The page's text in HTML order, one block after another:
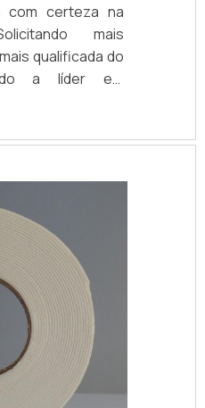
com certeza na
mais
qualificada do
a líder em
lembrar que o
adquirido com
no segmento.
substituições